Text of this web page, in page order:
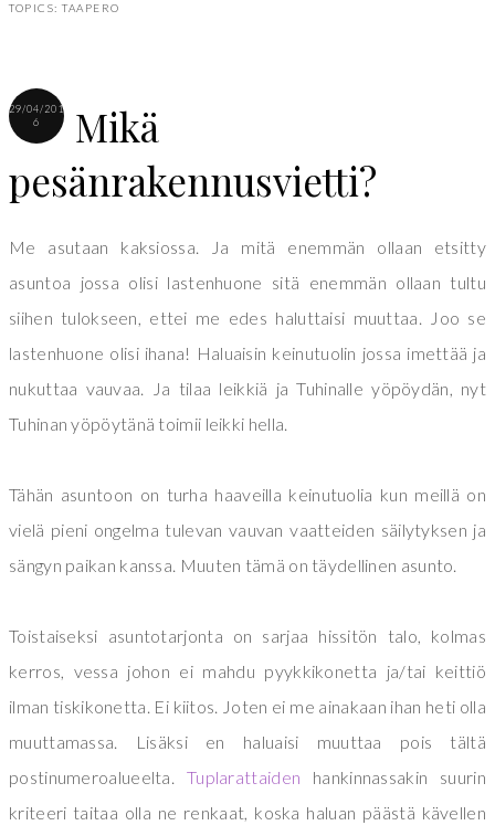
TOPICS: TAAPERO
29/04/201
6
Mikä
pesänrakennusvietti?
Me asutaan kaksiossa. Ja mitä enemmän ollaan etsitty
asuntoa jossa olisi lastenhuone sitä enemmän ollaan tultu
siihen tulokseen, ettei me edes haluttaisi muuttaa. Joo se
lastenhuone olisi ihana! Haluaisin keinutuolin jossa imettää ja
nukuttaa vauvaa. Ja tilaa leikkiä ja Tuhinalle yöpöydän, nyt
Tuhinan yöpöytänä toimii leikki hella.
Tähän asuntoon on turha haaveilla keinutuolia kun meillä on
vielä pieni ongelma tulevan vauvan vaatteiden säilytyksen ja
sängyn paikan kanssa. Muuten tämä on täydellinen asunto.
Toistaiseksi asuntotarjonta on sarjaa hissitön talo, kolmas
kerros, vessa johon ei mahdu pyykkikonetta ja/tai keittiö
ilman tiskikonetta. Ei kiitos. Joten ei me ainakaan ihan heti olla
muuttamassa. Lisäksi en haluaisi muuttaa pois tältä
postinumeroalueelta. Tuplarattaiden hankinnassakin suurin
kriteeri taitaa olla ne renkaat, koska haluan päästä kävellen